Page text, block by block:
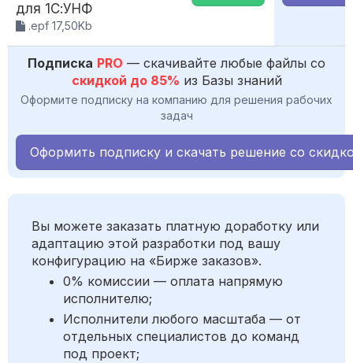
для 1С:УНФ
.epf 17,50Kb
Подписка PRO — скачивайте любые файлы со
скидкой до 85% из Базы знаний
Оформите подписку на компанию для решения рабочих
задач
Оформить подписку и скачать решение со
Вы можете заказать платную доработку или
адаптацию этой разработки под вашу
конфигурацию на «Бирже заказов».
0% комиссии — оплата напрямую
исполнителю;
Исполнители любого масштаба — от
отдельных специалистов до команд
под проект;